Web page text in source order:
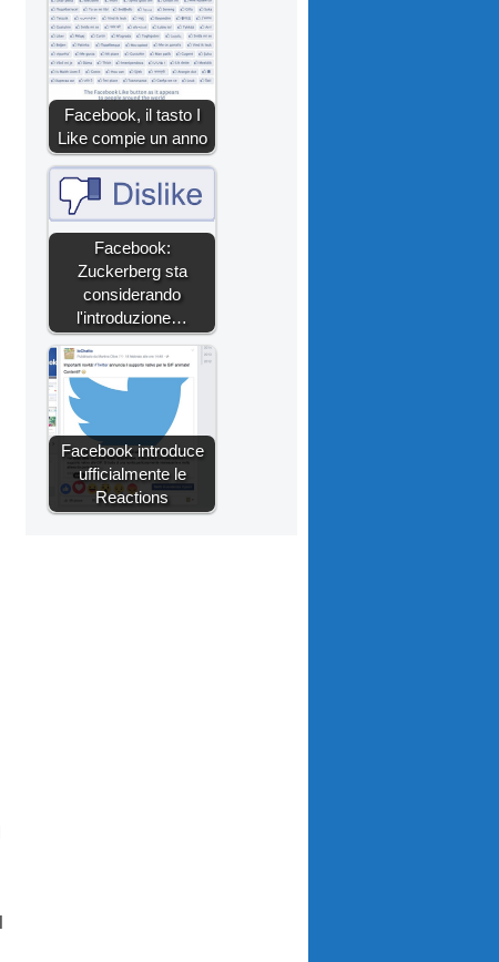
Facebook, il tasto I
Like compie un anno
Facebook:
Zuckerberg sta
considerando
l'introduzione…
Facebook introduce
ufficialmente le
Reactions